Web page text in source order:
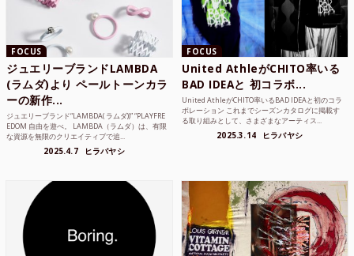
FOCUS
ジュエリーブランドLAMBDA
(ラムダ)より ペールトーンカラ
ーの新作...
ジュエリーブランド“LAMBDA( ラムダ))” “PLAYFRE
EDOM 自由を遊べ。 LAMBDA（ラムダ）は、有限
な資源を無限のクリエイティブで追...
2025.4.7 ヒラバヤシ
FOCUS
United AthleがCHITO率いる
BAD IDEAと 初コラボ...
United AthleがCHITO率いるBAD IDEAと初のコラ
ボレーション これまでシーズンカタログに掲載す
る取り組みとして、さまざまなアーティス...
2025.3.14 ヒラバヤシ